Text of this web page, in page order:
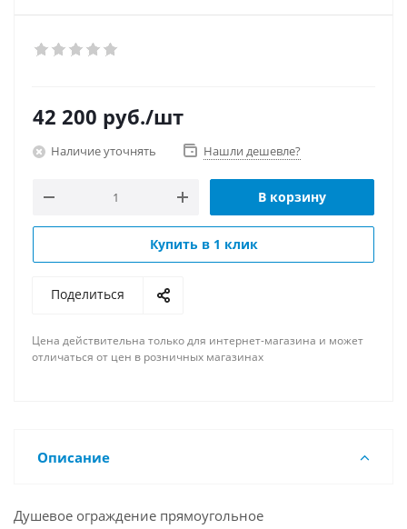
42 200 руб./шт
Наличие уточнять Нашли дешевле?
В корзину
Купить в 1 клик
Поделиться
Цена действительна только для интернет-магазина и может
отличаться от цен в розничных магазинах
Описание
Душевое ограждение прямоугольное